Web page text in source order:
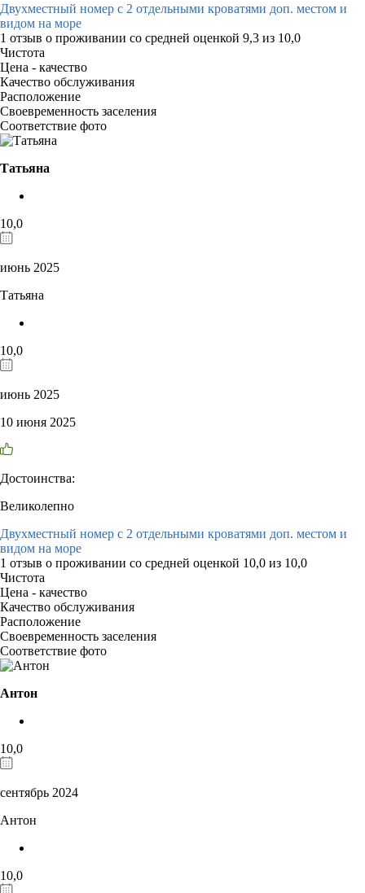
Двухместный номер с 2 отдельными кроватями доп. местом и
видом на море
1 отзыв о проживании со средней оценкой 9,3 из 10,0
Чистота
Цена - качество
Качество обслуживания
Расположение
Своевременность заселения
Соответствие фото
Татьяна
10,0
июнь 2025
Татьяна
10,0
июнь 2025
10 июня 2025
Достоинства:
Великолепно
Двухместный номер с 2 отдельными кроватями доп. местом и
видом на море
1 отзыв о проживании со средней оценкой 10,0 из 10,0
Чистота
Цена - качество
Качество обслуживания
Расположение
Своевременность заселения
Соответствие фото
Антон
10,0
сентябрь 2024
Антон
10,0